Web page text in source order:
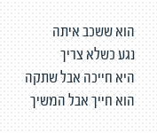
הוא ששכב איתה
נגע כשלא צריך
היא חייכה אבל שתקה
הוא חייך אבל המשיך